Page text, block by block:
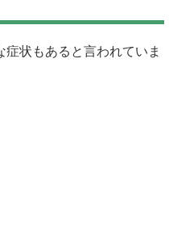
状もあると言われていま